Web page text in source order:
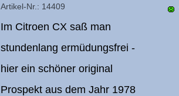
1
Artikel-Nr.: 14409
Im Citroen CX saß man
stundenlang ermüdungsfrei -
hier ein schöner original
Prospekt aus dem Jahr 1978